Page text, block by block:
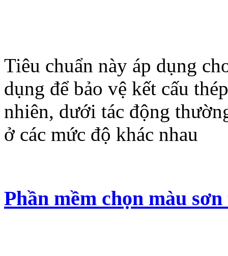
Tiêu chuẩn này áp dụng
dụng để bảo vệ kết cấu
nhiên, dưới tác động
ở các mức độ khác nhau
Phần mềm chọn màu